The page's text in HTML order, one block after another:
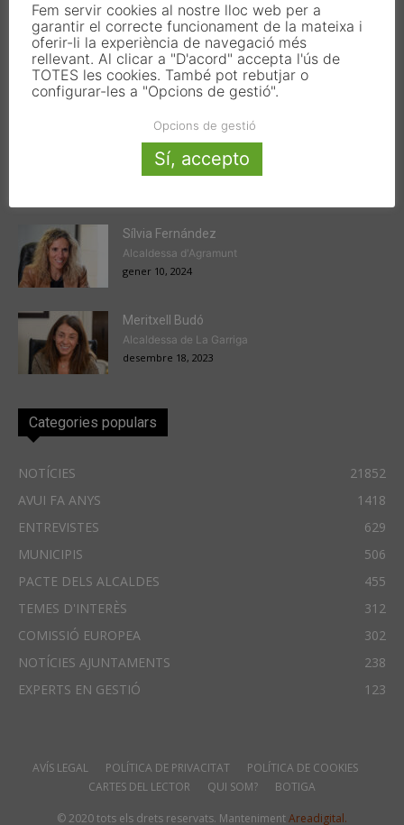
Articles populars
Victor Ferrando
President de l'EMD de Jesús
Sílvia Fernández
Alcaldessa d'Agramunt
gener 10, 2024
Meritxell Budó
Alcaldessa de La Garriga
desembre 18, 2023
Categories populars
NOTÍCIES
21852
AVUI FA ANYS
1418
ENTREVISTES
629
MUNICIPIS
506
PACTE DELS ALCALDES
455
TEMES D'INTERÈS
312
COMISSIÓ EUROPEA
302
NOTÍCIES AJUNTAMENTS
238
EXPERTS EN GESTIÓ
123
AVÍS LEGAL POLÍTICA DE PRIVACITAT
POLÍTICA DE COOKIES
CARTES DEL LECTOR
QUI SOM? BOTIGA
© 2020 tots els drets reservats. MantenimentAreadigital.
Fem servir cookies al nostre lloc web per a
garantir el correcte funcionament de la mateixa i
oferir-li la experiència de navegació més
rellevant. Al clicar a "D'acord" accepta l'ús de
TOTES les cookies. També pot rebutjar o
configurar-les a "Opcions de gestió".
Opcions de gestió
Sí, accepto